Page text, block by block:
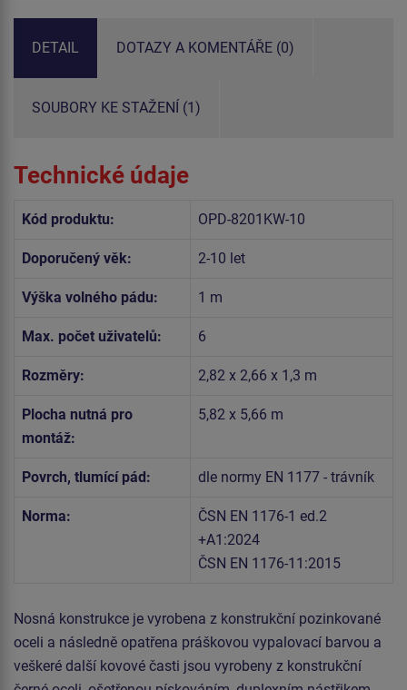
DETAIL DOTAZY A KOMENTÁŘE (0)
SOUBORY KE STAŽENÍ (1)
Technické údaje
Kód produktu: OPD-8201KW-10
Doporučený věk: 2-10 let
Výška volného pádu: 1 m
Max. počet uživatelů: 6
Rozměry: 2,82 x 2,66 x 1,3 m
Plocha nutná pro
montáž:
5,82 x 5,66 m
Povrch, tlumící pád: dle normy EN 1177 - trávník
Norma:
ČSN EN 1176-1 ed.2
+A1:2024
ČSN EN 1176-11:2015
Nosná konstrukce je vyrobena z konstrukční pozinkované
oceli a následně opatřena práškovou vypalovací barvou a
veškeré další kovové časti jsou vyrobeny z konstrukční